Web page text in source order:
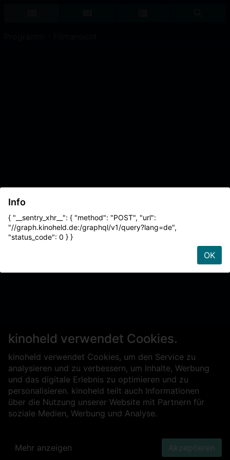
kinoheld verwendet Cookies.
kinoheld verwendet Cookies, um den Service zu
analysieren und zu verbessern, um Inhalte, Werbung
und das digitale Erlebnis zu optimieren und zu
personalisieren. kinoheld teilt auch Informationen
über die Nutzung unserer Website mit Partnern für
soziale Medien, Werbung und Analyse.
Mehr anzeigen Akzeptieren
Info
{ "__sentry_xhr__": { "method": "POST", "url":
"//graph.kinoheld.de:/graphql/v1/query?lang=de",
"status_code": 0 } }
OK